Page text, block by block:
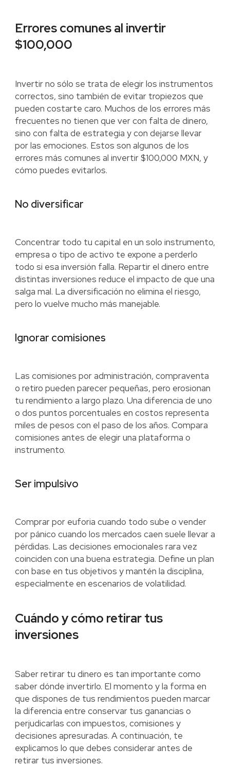
Errores comunes al invertir
$100,000
Invertir no sólo se trata de elegir los instrumentos
correctos, sino también de evitar tropiezos que
pueden costarte caro. Muchos de los errores más
frecuentes no tienen que ver con falta de dinero,
sino con falta de estrategia y con dejarse llevar
por las emociones. Estos son algunos de los
errores más comunes al invertir $100,000 MXN, y
cómo puedes evitarlos.
No diversificar
Concentrar todo tu capital en un solo instrumento,
empresa o tipo de activo te expone a perderlo
todo si esa inversión falla. Repartir el dinero entre
distintas inversiones reduce el impacto de que una
salga mal. La diversificación no elimina el riesgo,
pero lo vuelve mucho más manejable.
Ignorar comisiones
Las comisiones por administración, compraventa
o retiro pueden parecer pequeñas, pero erosionan
tu rendimiento a largo plazo. Una diferencia de uno
o dos puntos porcentuales en costos representa
miles de pesos con el paso de los años. Compara
comisiones antes de elegir una plataforma o
instrumento.
Ser impulsivo
Comprar por euforia cuando todo sube o vender
por pánico cuando los mercados caen suele llevar a
pérdidas. Las decisiones emocionales rara vez
coinciden con una buena estrategia. Define un plan
con base en tus objetivos y mantén la disciplina,
especialmente en escenarios de volatilidad.
Cuándo y cómo retirar tus
inversiones
Saber retirar tu dinero es tan importante como
saber dónde invertirlo. El momento y la forma en
que dispones de tus rendimientos pueden marcar
la diferencia entre conservar tus ganancias o
perjudicarlas con impuestos, comisiones y
decisiones apresuradas. A continuación, te
explicamos lo que debes considerar antes de
retirar tus inversiones.